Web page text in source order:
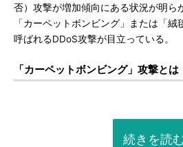
否）攻撃が増加傾向にある状況が明ら
「カーペットボンビング」または「絨
呼ばれるDDoS攻撃が目立っている。
「カーペットボンビング」攻撃とは
続きを読